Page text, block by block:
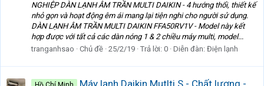
NGHIỆP DÀN LẠNH ÂM TRẦN MULTI DAIKIN - 4 hướng thổi, thiết kế
nhỏ gọn và hoạt động êm ái mang lại tiện nghi cho người sử dụng.
DÀN LẠNH ÂM TRẦN MULTI DAIKIN FFA50RV1V - Model này kết
hợp được với tất cả các dàn nóng 1 & 2 chiều máy multi, model...
tranganhsao
Chủ đề 25/2/19 Trả lời: 0 Diễn đàn: Điện lạnh
Máy lạnh Daikin Mutlti S - Chất lượng -